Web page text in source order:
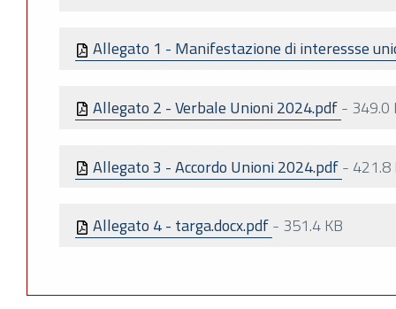
Allegato 1 - Manifestazione di interessse
Allegato 2 - Verbale Unioni 2024.pdf- 349.0
Allegato 3 - Accordo Unioni 2024.pdf- 421.8
Allegato 4 - targa.docx.pdf- 351.4 KB